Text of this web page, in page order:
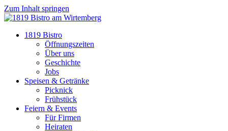
Zum Inhalt springen
1819 Bistro
Öffnungszeiten
Über uns
Geschichte
Jobs
Speisen & Getränke
Picknick
Frühstück
Feiern & Events
Für Firmen
Heiraten